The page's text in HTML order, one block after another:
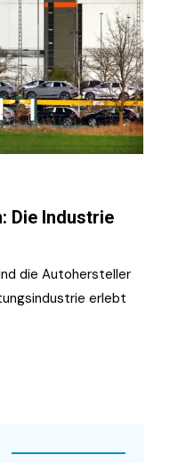
Die Industrie
die Autohersteller
erlebt